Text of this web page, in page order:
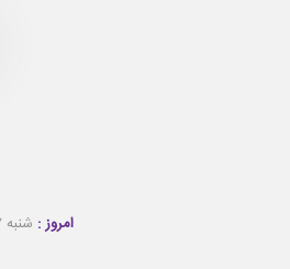
امروز : شنبه ۱۷ مرداد ۰۵ - Saturday 8th August 26